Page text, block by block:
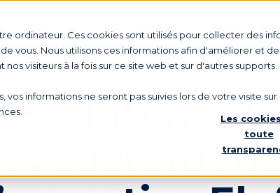
ordinateur. Ces cookies sont utilisés pour collecter des
vous. Nous utilisons ces informations afin d'améliorer et
visiteurs à la fois sur ce site web et sur d'autres
vos informations ne seront pas suivies lors de votre visite
Les
toute
Produit Votre rôle Tarifs